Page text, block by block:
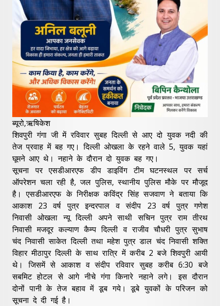
ब्यूरो,ऋषिकेश
शिवपुरी गंगा जी में रविवार सुबह दिल्ली से आए दो युवक नदी की
तेज प्रवाह में बह गए। दिल्ली ओखला के रहने वाले 5, युवक यहां
घूमने आए थे। नहाने के दौरान दो युवक बह गए।
सूचना पर एसडीआरएफ डीप डाइविंग टीम घटनस्थल पर सर्च
ऑपरेशन चला रही है, जल पुलिस, स्थानीय पुलिस मौके पर मौजूद
है। एसडीआरएफ के निरीक्षक कविंद्र सिंह सजवाण ने बताया कि
आकाश 23 वर्ष पुत्र इन्दरपाल व संदीप 23 वर्ष पुत्र गणेश
निवासी ओखला न्यू दिल्ली अपने साथी सचिन पुत्र राम तीरथ
निवासी मजदूर कल्याण कैम्प दिल्ली व राजीव चौधरी पुत्र सुभाष
चंद निवासी साकेत दिल्ली तथा महेश पुत्र डाल चंद निवासी शक्ति
विहार मीठापुर दिल्ली के साथ रात्रि में करीब 2 बजे शिवपुरी आयी
थे। जिसमें से आकाश व संदीप रविवार सुबह करीब 6:30 बजे
सबमिट होटल से आगे नीचे गंगा किनारे नहाने लगे। इस दौरान
दोनों पानी के तेज बहाव में डूब गये। डूबे युवकों के परिजन को
सूचना दे दी गई है।